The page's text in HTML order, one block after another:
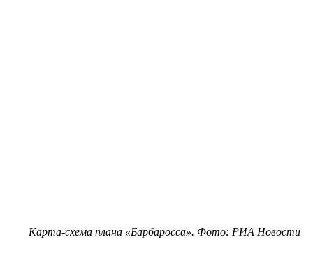
Карта-схема плана «Барбаросса». Фото: РИА Новости